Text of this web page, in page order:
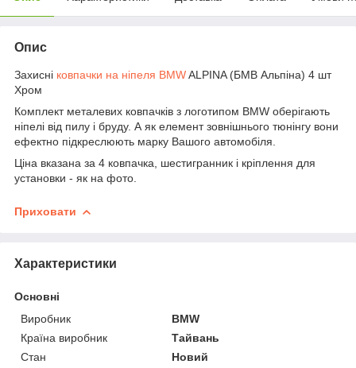
Опис
Захисні ковпачки на ніпеля BMWALPINA (БМВ Альпіна) 4 шт
Хром
Комплект металевих ковпачків з логотипом BMW оберігають
ніпелі від пилу і бруду. А як елемент зовнішнього тюнінгу вони
ефектно підкреслюють марку Вашого автомобіля.
Ціна вказана за 4 ковпачка, шестигранник і кріплення для
установки - як на фото.
Приховати
Характеристики
Основні
Виробник
BMW
Країна виробник
Тайвань
Стан
Новий